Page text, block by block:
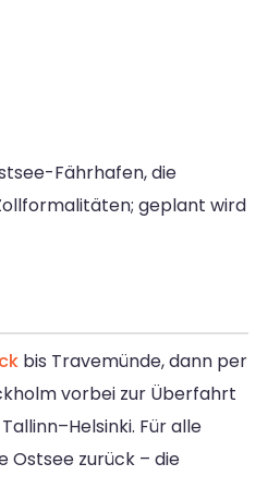
Fährhafen, die
geplant wird
bis Travemünde, dann per
vorbei zur Überfahrt
Für alle
Ostsee zurück – die